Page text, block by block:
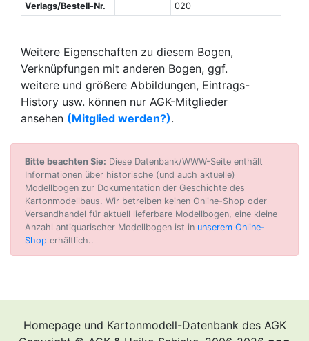
Verlags/Bestell-Nr.
020
Weitere Eigenschaften zu diesem Bogen,
Verknüpfungen mit anderen Bogen, ggf.
weitere und größere Abbildungen, Eintrags-
History usw. können nur AGK-Mitglieder
ansehen (Mitglied werden?).
Bitte beachten Sie: Diese Datenbank/WWW-Seite enthält
Informationen über historische (und auch aktuelle)
Modellbogen zur Dokumentation der Geschichte des
Kartonmodellbaus. Wir betreiben keinen Online-Shop oder
Versandhandel für aktuell lieferbare Modellbogen, eine kleine
Anzahl antiquarischer Modellbogen ist in unserem Online-
Shop erhältlich..
Homepage und Kartonmodell-Datenbank des AGK